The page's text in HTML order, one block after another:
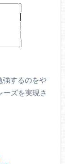
するのをや
ーズを実現さ